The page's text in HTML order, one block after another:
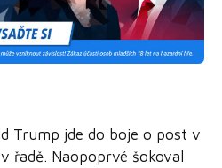
Trump jde do boje o post v
řadě. Naopoprvé šokoval